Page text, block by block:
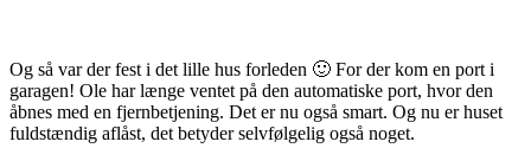
Og så var der fest i det lille hus forleden 🙂 For der kom en port i
garagen! Ole har længe ventet på den automatiske port, hvor den
åbnes med en fjernbetjening. Det er nu også smart. Og nu er huset
fuldstændig aflåst, det betyder selvfølgelig også noget.